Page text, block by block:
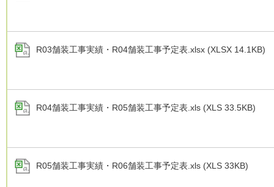
R03舗装工事実績・R04舗装工事予定表.xlsx (XLSX 14.1KB)
R04舗装工事実績・R05舗装工事予定表.xls (XLS 33.5KB)
R05舗装工事実績・R06舗装工事予定表.xls (XLS 33KB)